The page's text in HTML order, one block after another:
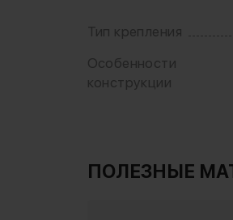
Тип крепления
Особенности
конструкции
ПОЛЕЗНЫЕ